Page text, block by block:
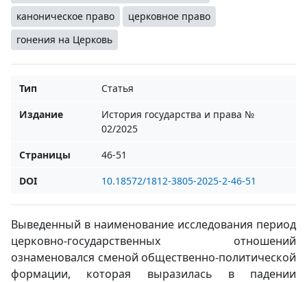
каноническое право
церковное право
гонения на Церковь
Тип
Статья
Издание
История государства и права №
02/2025
Страницы
46-51
DOI
10.18572/1812-3805-2025-2-46-51
Выведенный в наименование исследования период
церковно-государственных отношений
ознаменовался сменой общественно-политической
формации, которая выразилась в падении